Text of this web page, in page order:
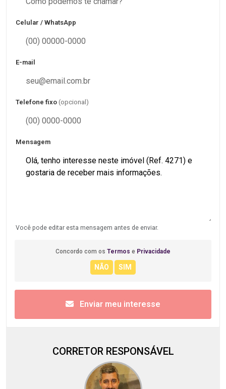
Celular / WhatsApp
E-mail
Telefone fixo (opcional)
Mensagem
Você pode editar esta mensagem antes de enviar.
Concordo com os Termos e Privacidade
Enviar meu interesse
CORRETOR RESPONSÁVEL